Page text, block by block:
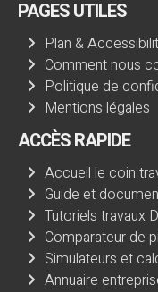
PAGES UTILES
Plan &
Comment nous
Politique de
Mentions légales
ACCÈS RAPIDE
Accueil le coin
Guide et
Tutoriels travaux
Comparateur de
Simulateurs et
Annuaire